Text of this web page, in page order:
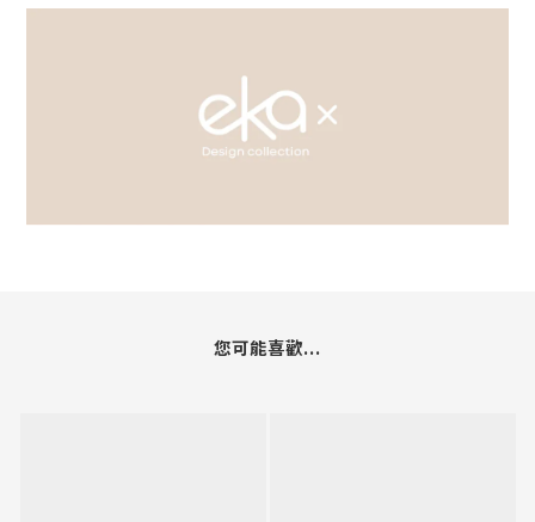
您可能喜歡...